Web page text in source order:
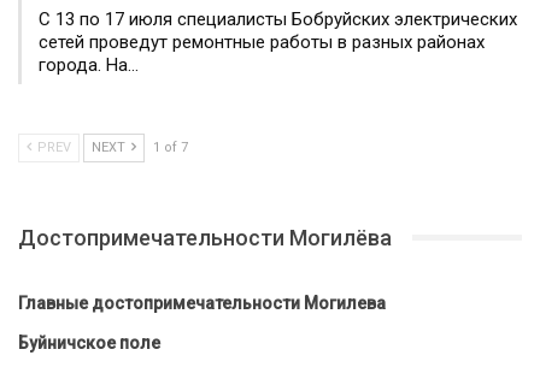
С 13 по 17 июля специалисты Бобруйских электрических
сетей проведут ремонтные работы в разных районах
города. На…
PREV NEXT 1 of 7
Достопримечательности Могилёва
Главные достопримечательности Могилева
Буйничское поле